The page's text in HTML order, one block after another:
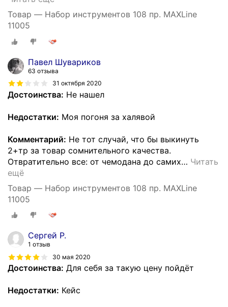
Товар — Набор инструментов 108 пр. MAXLine
11005
Павел Шувариков
63 отзыва
31 октября 2020
Достоинства: Не нашел
Недостатки: Моя погоня за халявой
Комментарий: Не тот случай, что бы выкинуть
2+тр за товар сомнительного качества.
Отвратительно все: от чемодана до самих… Читать
ещё
Товар — Набор инструментов 108 пр. MAXLine
11005
Сергей Р.
1 отзыв
30 мая 2020
Достоинства: Для себя за такую цену пойдёт
Недостатки: Кейс